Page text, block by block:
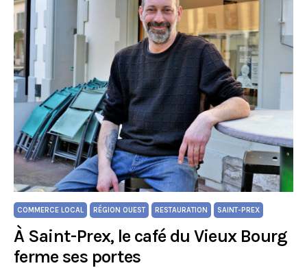
COMMERCE LOCAL RÉGION OUEST RESTAURATION SAINT-PREX
À Saint-Prex, le café du Vieux Bourg
ferme ses portes